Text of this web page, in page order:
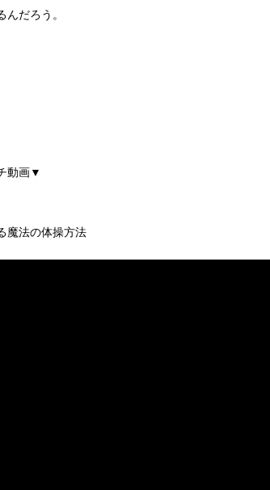
だろう。
動画▼
魔法の体操方法